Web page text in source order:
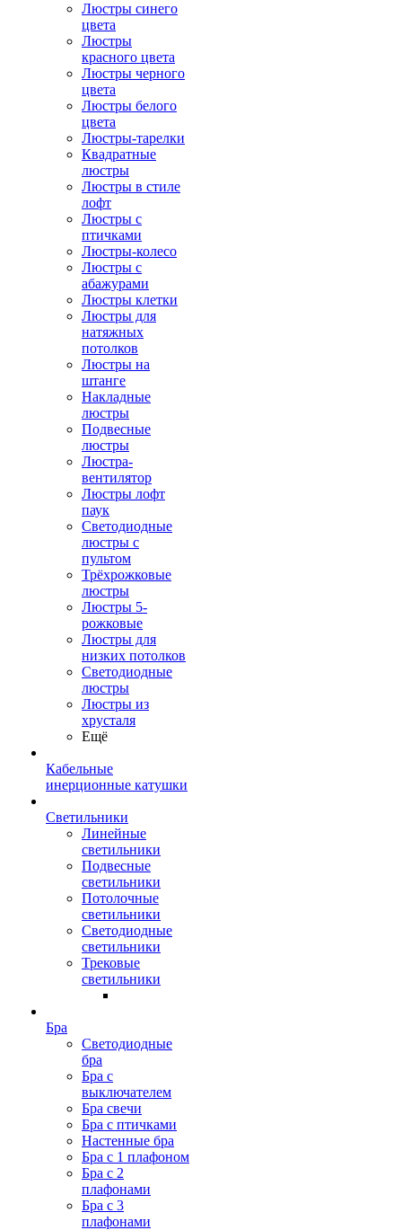
Люстры синего
цвета
Люстры
красного цвета
Люстры черного
цвета
Люстры белого
цвета
Люстры-тарелки
Квадратные
люстры
Люстры в стиле
лофт
Люстры с
птичками
Люстры-колесо
Люстры с
абажурами
Люстры клетки
Люстры для
натяжных
потолков
Люстры на
штанге
Накладные
люстры
Подвесные
люстры
Люстра-
вентилятор
Люстры лофт
паук
Светодиодные
люстры с
пультом
Трёхрожковые
люстры
Люстры 5-
рожковые
Люстры для
низких потолков
Cветодиодные
люстры
Люстры из
хрусталя
Ещё
Кабельные
инерционные катушки
Светильники
Линейные
светильники
Подвесные
светильники
Потолочные
светильники
Светодиодные
светильники
Трековые
светильники
Бра
Светодиодные
бра
Бра с
выключателем
Бра свечи
Бра с птичками
Настенные бра
Бра с 1 плафоном
Бра с 2
плафонами
Бра с 3
плафонами